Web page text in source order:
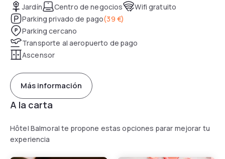
Jardín Centro de negocios
Wifi gratuito
Parking privado de pago(39 €)
Parking cercano
Transporte al aeropuerto de pago
Ascensor
Más información
A la carta
Hôtel Balmoral te propone estas opciones parar mejorar tu
experiencia